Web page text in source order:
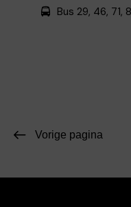
Bus 29, 46, 71,
Vorige pagina